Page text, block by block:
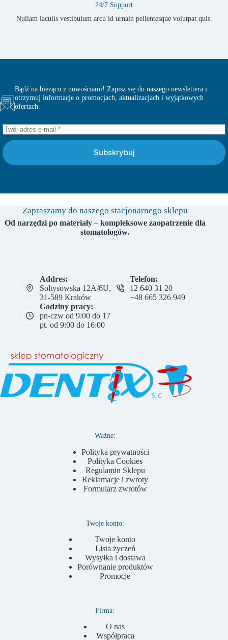
24/7 Support
Nullam iaculis vestibulum arcu id urnain pellentesque volutpat quis.
Bądź na bieżąco z nowościami! Zapisz się do naszego newslettera i
otrzymuj informacje o promocjach, aktualizacjach i wyjątkowych
ofertach.
Subskrybuj
Zapraszamy do naszego stacjonarnego sklepu
Od narzędzi po materiały – kompleksowe zaopatrzenie dla
stomatologów.
Addres:
Sołtysowska 12A/6U,
31-589 Kraków
Telefon:
12 640 31 20
+48 665 326 949
Godziny pracy:
pn-czw od 9:00 do 17
pt. od 9:00 do 16:00
Ważne:
Polityka prywatności
Polityka Cookies
Regulamin Sklepu
Reklamacje i zwroty
Formularz zwrotów
Twoje konto:
Twoje konto
Lista życzeń
Wysyłka i dostawa
Porównanie produktów
Promocje
Firma:
O nas
Współpraca